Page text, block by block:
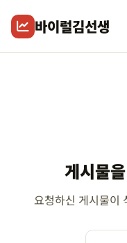
바이럴김선생
게시물
요청하신 게시물이